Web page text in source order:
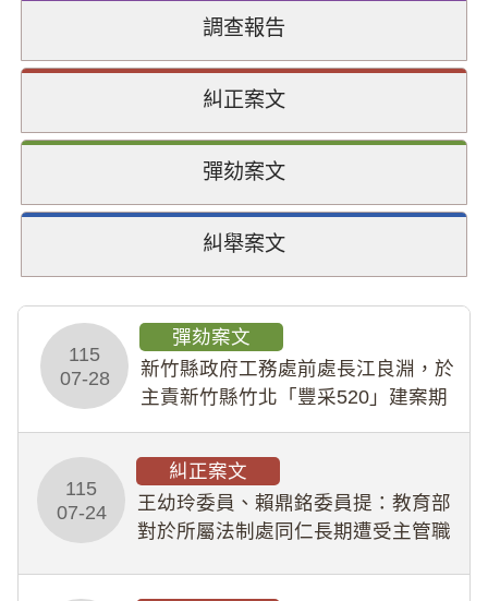
調查報告
糾正案文
彈劾案文
糾舉案文
115
07-28
彈劾案文
新竹縣政府工務處前處長江良淵，於
主責新竹縣竹北「豐采520」建案期
幣1,483萬餘元，並長期收受建商餽
贈；復罔顧公共安全，圖利默許建商
於停工期間
115
07-24
糾正案文
王幼玲委員、賴鼎銘委員提：教育部
對於所屬法制處同仁長期遭受主管職